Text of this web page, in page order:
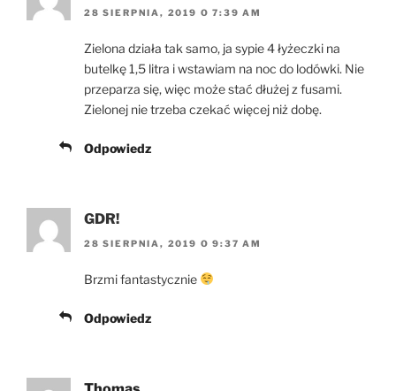
28 SIERPNIA, 2019 O 7:39 AM
Zielona działa tak samo, ja sypie 4 łyżeczki na
butelkę 1,5 litra i wstawiam na noc do lodówki. Nie
przeparza się, więc może stać dłużej z fusami.
Zielonej nie trzeba czekać więcej niż dobę.
Odpowiedz
GDR!
28 SIERPNIA, 2019 O 9:37 AM
Brzmi fantastycznie
Odpowiedz